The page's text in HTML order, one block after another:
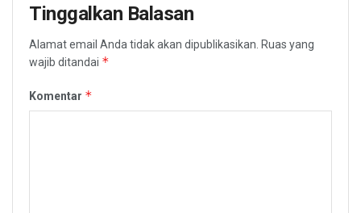
Tinggalkan Balasan
Alamat email Anda tidak akan dipublikasikan. Ruas yang
wajib ditandai *
Komentar *